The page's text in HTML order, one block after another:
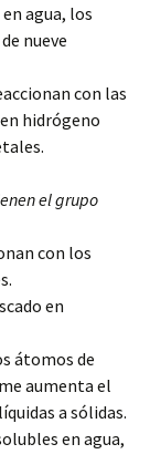
agua, los
nueve
con las
hidrógeno
el grupo
con los
en
átomos de
aumenta el
a sólidas.
en agua,